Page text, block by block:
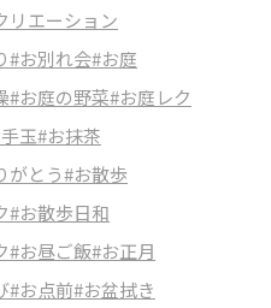
リエーション
#お別れ会#お庭
#お庭の野菜#お庭レク
玉#お抹茶
がとう#お散歩
#お散歩日和
#お昼ご飯#お正月
#お点前#お盆拭き